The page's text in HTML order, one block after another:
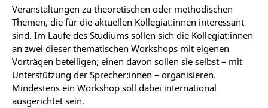
Veranstaltungen zu theoretischen oder methodischen
Themen, die für die aktuellen Kollegiat:innen interessant
sind. Im Laufe des Studiums sollen sich die Kollegiat:innen
an zwei dieser thematischen Workshops mit eigenen
Vorträgen beteiligen; einen davon sollen sie selbst – mit
Unterstützung der Sprecher:innen – organisieren.
Mindestens ein Workshop soll dabei international
ausgerichtet sein.